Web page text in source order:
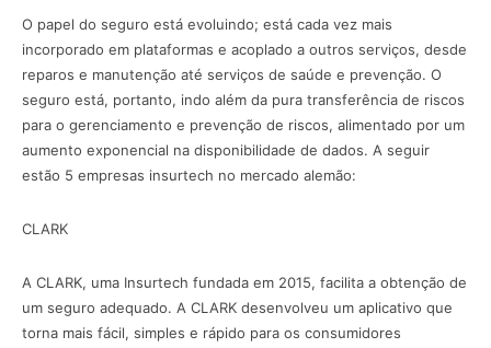
O papel do seguro está evoluindo; está cada vez mais
incorporado em plataformas e acoplado a outros serviços, desde
reparos e manutenção até serviços de saúde e prevenção. O
seguro está, portanto, indo além da pura transferência de riscos
para o gerenciamento e prevenção de riscos, alimentado por um
aumento exponencial na disponibilidade de dados. A seguir
estão 5 empresas insurtech no mercado alemão:
CLARK
‍A CLARK, uma Insurtech fundada em 2015, facilita a obtenção de
um seguro adequado. A CLARK desenvolveu um aplicativo que
torna mais fácil, simples e rápido para os consumidores